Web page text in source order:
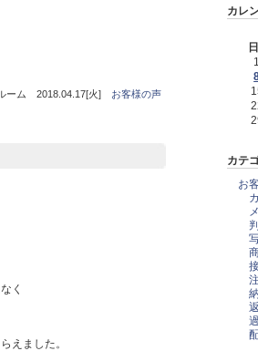
ーム 2018.04.17[火] お客様の声
く
えました。
カレ
日
カテ
お